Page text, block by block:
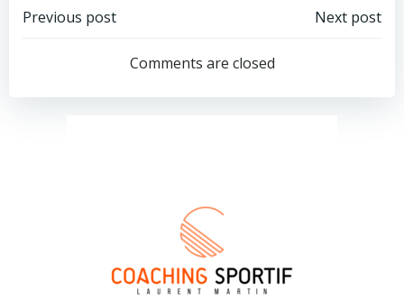
Post
navigation
Previous post
navigation
Next post
Comments are closed